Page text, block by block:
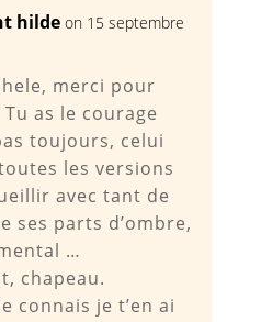
hilde on 15 septembre
merci pour
as le courage
toujours, celui
les versions
avec tant de
ses parts d’ombre,
…
chapeau.
connais je t’en ai